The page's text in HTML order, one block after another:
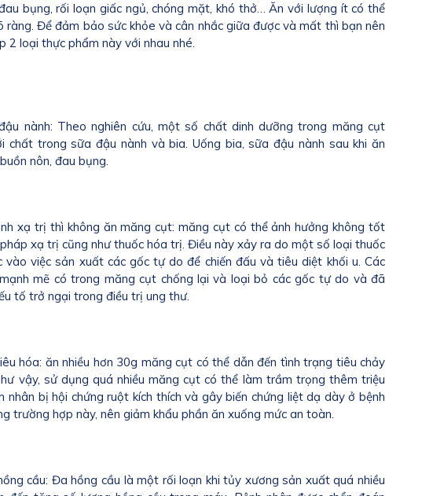
bụng, rối loạn giấc ngủ, chóng mặt, khó thở… Ăn với lượng ít có thể
ràng. Để đảm bảo sức khỏe và cân nhắc giữa được và mất thì bạn nên
2 loại thực phẩm này với nhau nhé.
nành: Theo nghiên cứu, một số chất dinh dưỡng trong măng cụt
chất trong sữa đậu nành và bia. Uống bia, sữa đậu nành sau khi ăn
nôn, đau bụng.
xạ trị thì không ăn măng cụt: măng cụt có thể ảnh hưởng không tốt
xạ trị cũng như thuốc hóa trị. Điều này xảy ra do một số loại thuốc
vào việc sản xuất các gốc tự do để chiến đấu và tiêu diệt khối u. Các
mẽ có trong măng cụt chống lại và loại bỏ các gốc tự do và đã
tố trở ngại trong điều trị ung thư.
hóa: ăn nhiều hơn 30g măng cụt có thể dẫn đến tình trạng tiêu chảy
vậy, sử dụng quá nhiều măng cụt có thể làm trầm trọng thêm triệu
nhân bị hội chứng ruột kích thích và gây biến chứng liệt dạ dày ở bệnh
trường hợp này, nên giảm khẩu phần ăn xuống mức an toàn.
cầu: Đa hồng cầu là một rối loạn khi tủy xương sản xuất quá nhiều